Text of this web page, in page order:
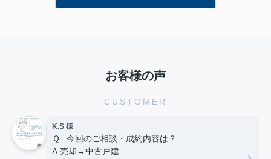
お客様の声
CUSTOMER
K.S 様
Ｑ. 今回のご相談・成約内容は？
A.売却→中古戸建